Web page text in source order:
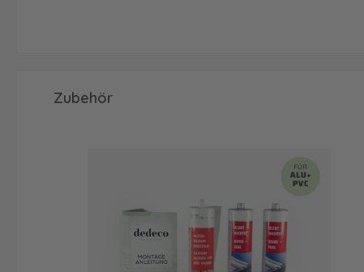
Produktgalerie überspringen
Zubehör